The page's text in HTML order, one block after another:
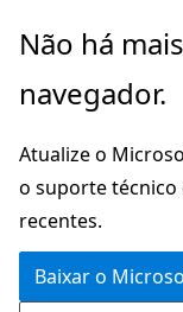
Pular
o
principal
Ignore
passe
a
navegação
na
página
Não há
navegador.
Atualize o
o suporte técnico
recentes.
Baixar o